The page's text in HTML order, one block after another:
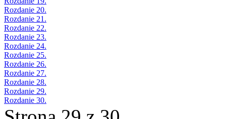
Rozdanie 20.
Rozdanie 21.
Rozdanie 22.
Rozdanie 23.
Rozdanie 24.
Rozdanie 25.
Rozdanie 26.
Rozdanie 27.
Rozdanie 28.
Rozdanie 29.
Rozdanie 30.